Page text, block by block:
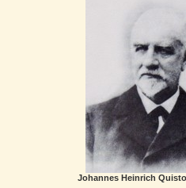
Johannes Heinrich